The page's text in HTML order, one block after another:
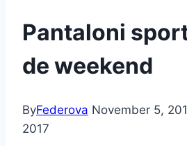
Pantaloni
de weekend
ByFederova November 5,
2017